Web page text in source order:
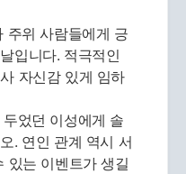
주위 사람들에게 긍
입니다. 적극적인
자신감 있게 임하
었던 이성에게 솔
. 연인 관계 역시 서
있는 이벤트가 생길